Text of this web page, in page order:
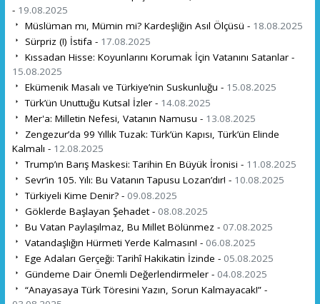
- 19.08.2025
Müslüman mı, Mümin mi? Kardeşliğin Asıl Ölçüsü - 18.08.2025
Sürpriz (!) İstifa - 17.08.2025
Kıssadan Hisse: Koyunlarını Korumak İçin Vatanını Satanlar -
15.08.2025
Ekümenik Masalı ve Türkiye’nin Suskunluğu - 15.08.2025
Türk’ün Unuttuğu Kutsal İzler - 14.08.2025
Mer'a: Milletin Nefesi, Vatanın Namusu - 13.08.2025
Zengezur’da 99 Yıllık Tuzak: Türk’ün Kapısı, Türk’ün Elinde
Kalmalı - 12.08.2025
Trump’ın Barış Maskesi: Tarihin En Büyük İronisi - 11.08.2025
Sevr’in 105. Yılı: Bu Vatanın Tapusu Lozan’dır! - 10.08.2025
Türkiyeli Kime Denir? - 09.08.2025
Göklerde Başlayan Şehadet - 08.08.2025
Bu Vatan Paylaşılmaz, Bu Millet Bölünmez - 07.08.2025
Vatandaşlığın Hürmeti Yerde Kalmasın! - 06.08.2025
Ege Adaları Gerçeği: Tarihî Hakikatin İzinde - 05.08.2025
Gündeme Dair Önemli Değerlendirmeler - 04.08.2025
“Anayasaya Türk Töresini Yazın, Sorun Kalmayacak!” -